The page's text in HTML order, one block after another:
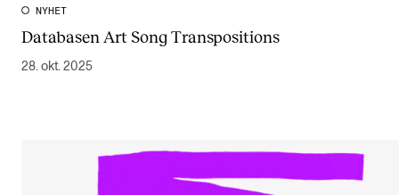
NYHET
Databasen Art Song Transpositions
28. okt. 2025